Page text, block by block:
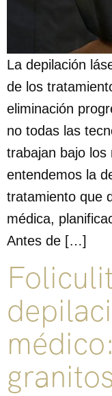
La depilación
de los
eliminación
no todas las
trabajan bajo los
entendemos la
tratamiento que
médica,
Antes de […]